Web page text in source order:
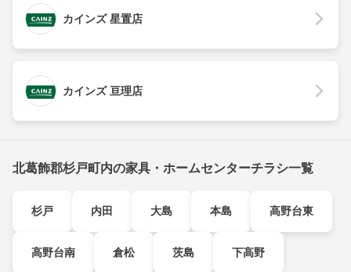
カインズ 星置店
カインズ 亘理店
北葛飾郡杉戸町内の家具・ホームセンターチラシ一覧
杉戸 内田 大島 本島 高野台東
高野台南 倉松 茨島 下高野